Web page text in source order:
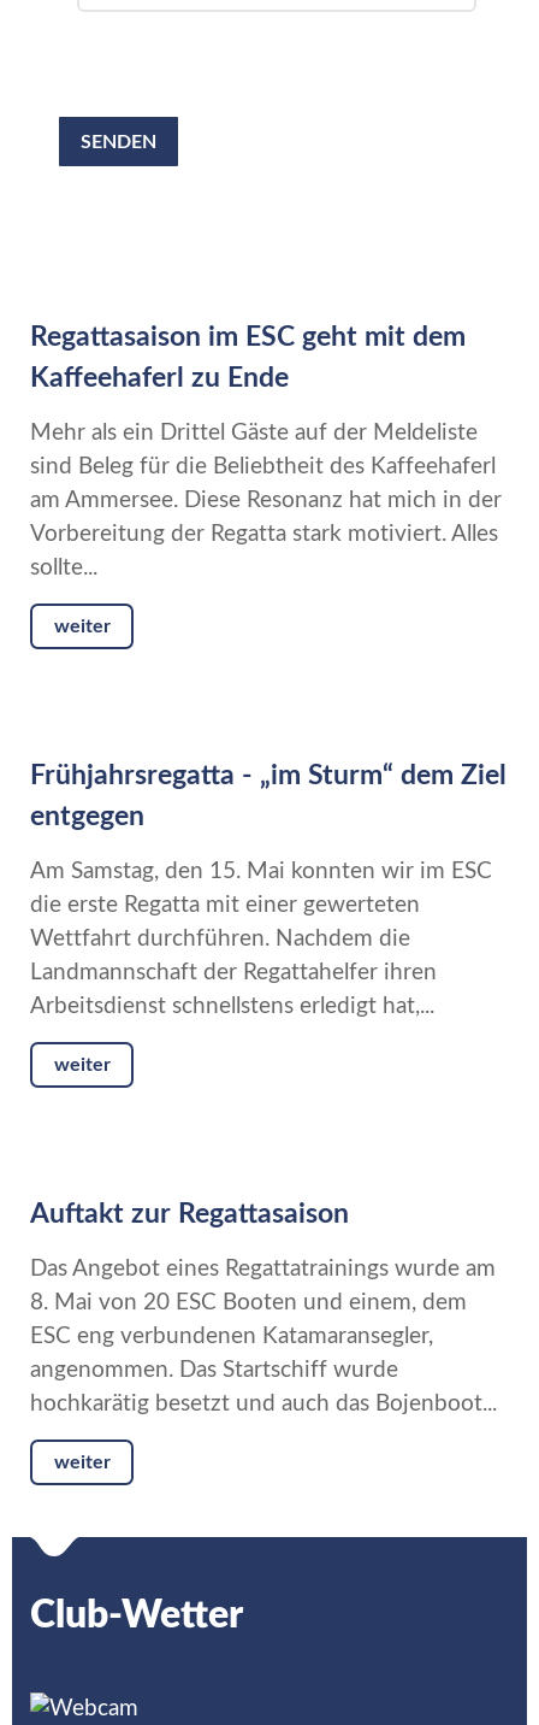
SENDEN
Regattasaison im ESC geht mit dem
Kaffeehaferl zu Ende
Mehr als ein Drittel Gäste auf der Meldeliste
sind Beleg für die Beliebtheit des Kaffeehaferl
am Ammersee. Diese Resonanz hat mich in der
Vorbereitung der Regatta stark motiviert. Alles
sollte...
weiter
Frühjahrsregatta - „im Sturm“ dem Ziel
entgegen
Am Samstag, den 15. Mai konnten wir im ESC
die erste Regatta mit einer gewerteten
Wettfahrt durchführen. Nachdem die
Landmannschaft der Regattahelfer ihren
Arbeitsdienst schnellstens erledigt hat,...
weiter
Auftakt zur Regattasaison
Das Angebot eines Regattatrainings wurde am
8. Mai von 20 ESC Booten und einem, dem
ESC eng verbundenen Katamaransegler,
angenommen. Das Startschiff wurde
hochkarätig besetzt und auch das Bojenboot...
weiter
Club-Wetter